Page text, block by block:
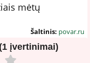
mėtų
Šaltinis: povar.ru
įvertinimai)